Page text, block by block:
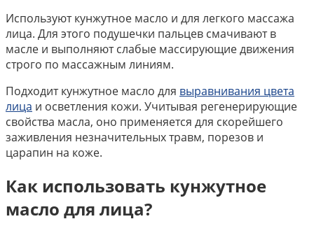
Используют кунжутное масло и для легкого массажа
лица. Для этого подушечки пальцев смачивают в
масле и выполняют слабые массирующие движения
строго по массажным линиям.
Подходит кунжутное масло для выравнивания цвета
лица и осветления кожи. Учитывая регенерирующие
свойства масла, оно применяется для скорейшего
заживления незначительных травм, порезов и
царапин на коже.
Как использовать кунжутное
масло для лица?